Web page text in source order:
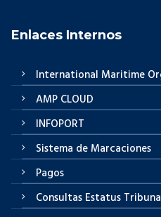
Enlaces Internos
International Maritime
AMP CLOUD
INFOPORT
Sistema de Marcaciones
Pagos
Consultas Estatus